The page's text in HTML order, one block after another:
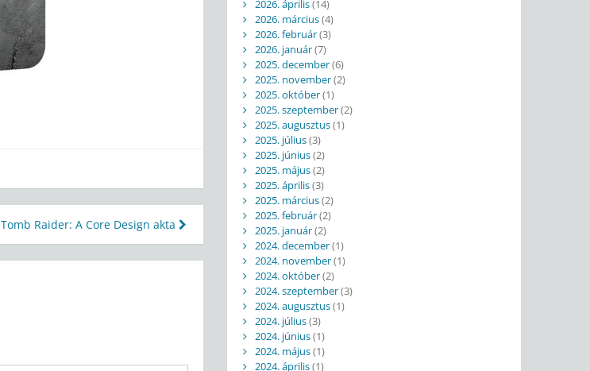
Tomb Raider: A Core Design akta
2026. április(14)
2026. március(4)
2026. február(3)
2026. január(7)
2025. december(6)
2025. november(2)
2025. október(1)
2025. szeptember(2)
2025. augusztus(1)
2025. július(3)
2025. június(2)
2025. május(2)
2025. április(3)
2025. március(2)
2025. február(2)
2025. január(2)
2024. december(1)
2024. november(1)
2024. október(2)
2024. szeptember(3)
2024. augusztus(1)
2024. július(3)
2024. június(1)
2024. május(1)
2024. április(1)